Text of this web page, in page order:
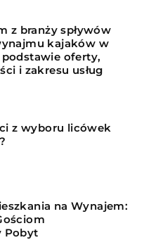
z branży spływów
kajaków w
oferty,
i zakresu usług
z wyboru licówek
na Wynajem:
Pobyt